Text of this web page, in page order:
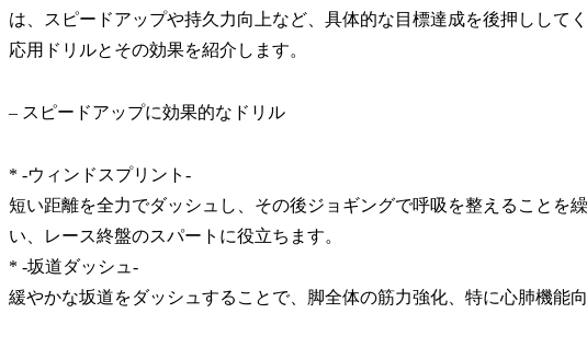
は、スピードアップや持久力向上など、具体的な目標達成を後押しして
応用ドリルとその効果を紹介します。
– スピードアップに効果的なドリル
* -ウィンドスプリント-
短い距離を全力でダッシュし、その後ジョギングで呼吸を整えることを繰
い、レース終盤のスパートに役立ちます。
* -坂道ダッシュ-
緩やかな坂道をダッシュすることで、 脚全体の筋力強化、特に心肺機能